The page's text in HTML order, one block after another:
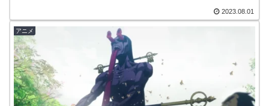
2023.08.01
アニメ